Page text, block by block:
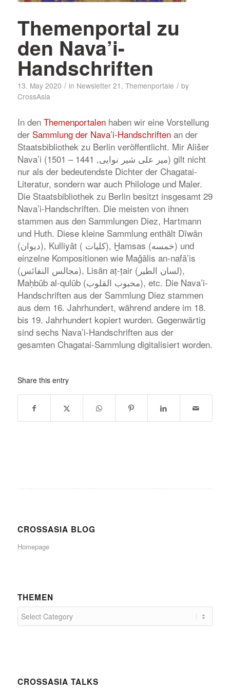
Themenportal zu
den Nava’i-
Handschriften
13. May 2020 / in Newsletter 21 , Themenportale / by
CrossAsia
In den Themenportalenhaben wir eine Vorstellung
der Sammlung der Nava’i-Handschriftenan der
Staatsbibliothek zu Berlin veröffentlicht. Mir Ališer
Nava’i (میر علی شیر نوایی, 1441 – 1501) gilt nicht
nur als der bedeutendste Dichter der Chagatai-
Literatur, sondern war auch Philologe und Maler.
Die Staatsbibliothek zu Berlin besitzt insgesamt 29
Nava’i-Handschriften. Die meisten von ihnen
stammen aus den Sammlungen Diez, Hartmann
und Huth. Diese kleine Sammlung enthält Dīwān
(دیوان), Kulliyāt ( کلیات), Ḫamsas (خمسه) und
einzelne Kompositionen wie Maǧālis an-nafā’is
(مجالس النفائس), Lisān aṭ-ṭair (لسان الطیر),
Maḥbūb al-qulūb (محبوب القلوب), etc. Die Nava’i-
Handschriften aus der Sammlung Diez stammen
aus dem 16. Jahrhundert, während andere im 18.
bis 19. Jahrhundert kopiert wurden. Gegenwärtig
sind sechs Nava’i-Handschriften aus der
gesamten Chagatai-Sammlung digitalisiert worden.
Share this entry
CROSSASIA BLOG
Homepage
THEMEN
CROSSASIA TALKS